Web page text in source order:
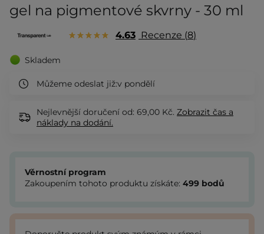
gel na pigmentové skvrny - 30 ml
4.63 Recenze 8
Skladem
Můžeme odeslat již:v pondělí
Nejlevnější doručení od: 69,00 Kč. Zobrazit čas a
náklady na dodání.
Věrnostní program
Zakoupením tohoto produktu získáte: 499 bodů